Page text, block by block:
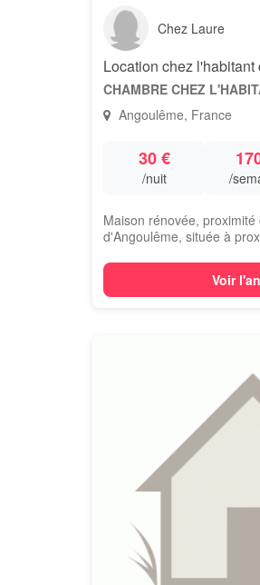
Chez Laure
Location chez
CHAMBRE CHEZ
Angoulême, France
30 €
/nuit /
Maison rénovée,
d'Angoulême, située à
Voir